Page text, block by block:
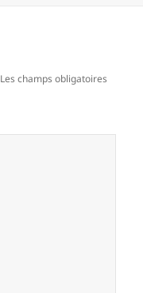
Les champs obligatoires